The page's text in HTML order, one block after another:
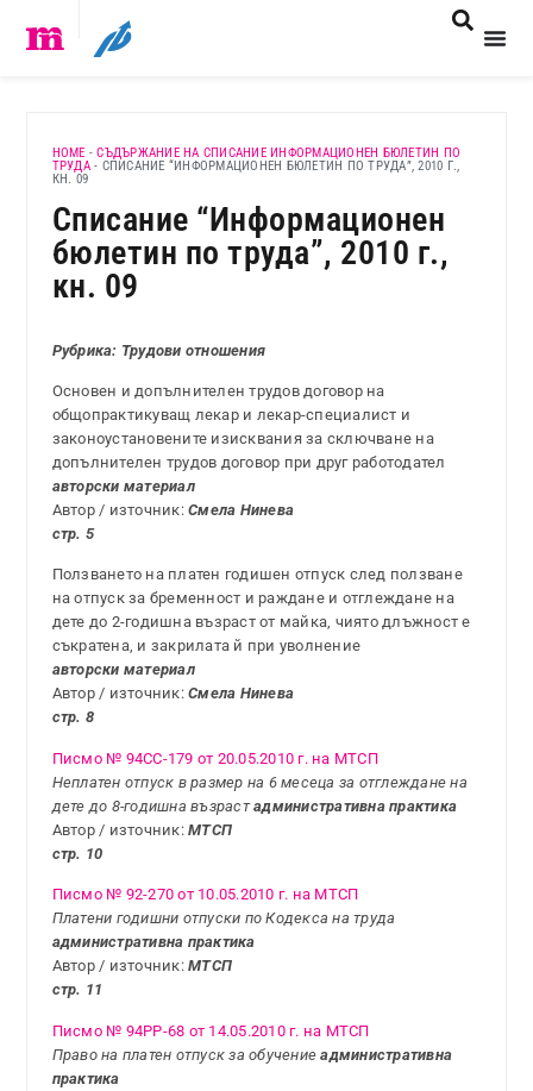
HOME -СЪДЪРЖАНИЕ НА СПИСАНИЕ ИНФОРМАЦИОНЕН БЮЛЕТИН ПО
ТРУДА- СПИСАНИЕ “ИНФОРМАЦИОНЕН БЮЛЕТИН ПО ТРУДА”, 2010 Г.,
КН. 09
Списание “Информационен
бюлетин по труда”, 2010 г.,
кн. 09
Рубрика: Трудови отношения
Основен и допълнителен трудов договор на
общопрактикуващ лекар и лекар-специалист и
законоустановените изисквания за сключване на
допълнителен трудов договор при друг работодател
авторски материал
Автор / източник:Смела Нинева
стр. 5
Ползването на платен годишен отпуск след ползване
на отпуск за бременност и раждане и отглеждане на
дете до 2-годишна възраст от майка, чиято длъжност е
съкратена, и закрилата й при уволнение
авторски материал
Автор / източник:Смела Нинева
стр. 8
Писмо № 94СС-179 от 20.05.2010 г. на МТСП
Неплатен отпуск в размер на 6 месеца за отглеждане на
дете до 8-годишна възрастадминистративна практика
Автор / източник:МТСП
стр. 10
Писмо № 92-270 от 10.05.2010 г. на МТСП
Платени годишни отпуски по Кодекса на труда
административна практика
Автор / източник:МТСП
стр. 11
Писмо № 94РР-68 от 14.05.2010 г. на МТСП
Право на платен отпуск за обучениеадминистративна
практика